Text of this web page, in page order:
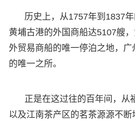
历史上，从1757年到1837
黄埔古港的外国商船达5107艘
外贸易商船的唯一停泊之地，
的唯一之所。
正是在这过往的百年间，从
以及江南茶产区的茗茶源源不断